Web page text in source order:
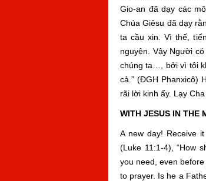
Gio-an đã dạy các
Chúa Giêsu đã dạy
ta cầu xin. Vì thế,
nguyện. Vậy Người
chúng ta…, bởi vì tôi
cả.” (ĐGH Phanxicô)
rãi lời kinh ấy. Lạy
WITH JESUS IN THE
A new day! Receive
(Luke 11:1-4), “How
you need, even
to prayer. Is he a